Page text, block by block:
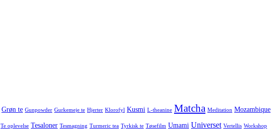
Grøn te Gunpowder Gurkemeje te Hjerter Klorofyl Kusmi L-theanine Matcha Meditation Mozambique
Te oplevelse Tesaloner Tesmagning Turmeric tea Tyrkisk te Tøsefilm Umami Universet Vertellis Workshop